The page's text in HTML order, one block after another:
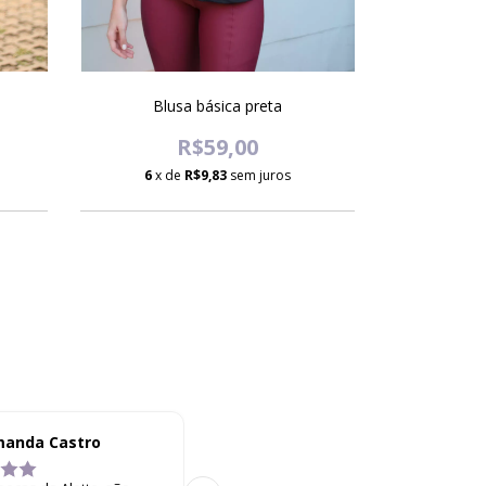
Blusa básica preta
R$59,00
6x de R$9,83 sem juros
Castro